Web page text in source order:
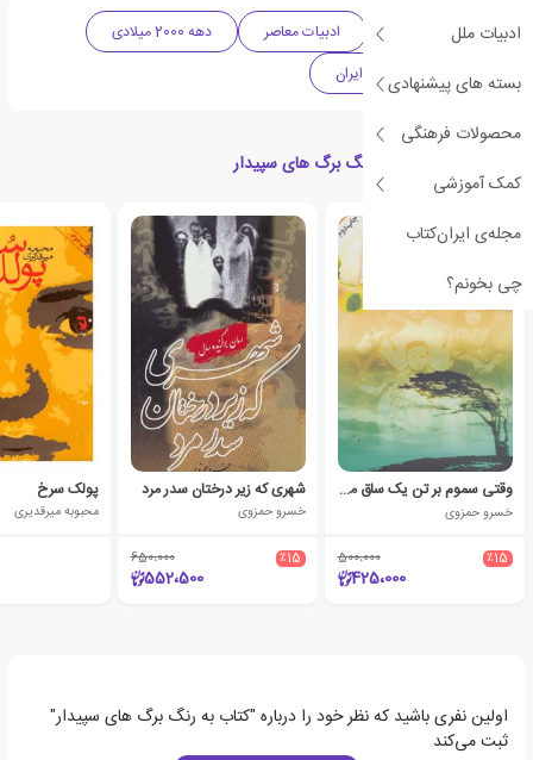
ادبیات ملل
بسته های پیشنهادی
محصولات فرهنگی
کمک آموزشی
مجله‌ی ایران‌کتاب
چی بخونم؟
ادبیات داستانی ادبیات معاصر
دهه 2000 میلادی
رمان
ادبیات ایران
کتاب های مرتبط با به رنگ برگ های سپیدار
وقتی سموم بر تن یک ساق می وزید
خسرو حمزوی
٪15 500،000
425،000
شهری که زیر درختان سدر مرد
خسرو حمزوی
٪15 650،000
552،500
پولک سرخ
محبوبه میرقدیری
اولین نفری باشید که نظر خود را درباره "کتاب به رنگ برگ های سپیدار"
ثبت می‌کند